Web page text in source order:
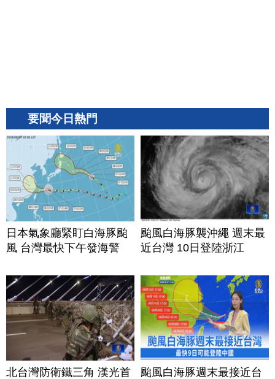
要聞今日熱門
日本氣象廳緊盯白海豚颱
風 台灣最快下午發海警
颱風白海豚襲沖繩 週末最
近台灣 10日登陸浙江
北台灣防衛鐵三角 漢光首
颱風白海豚週末最接近台